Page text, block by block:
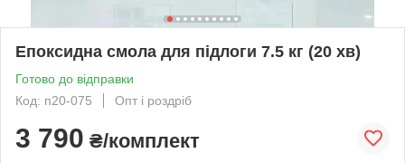
Епоксидна смола для підлоги 7.5 кг (20 хв)
Готово до відправки
Код: п20-075
Опт і роздріб
3 790 ₴/комплект